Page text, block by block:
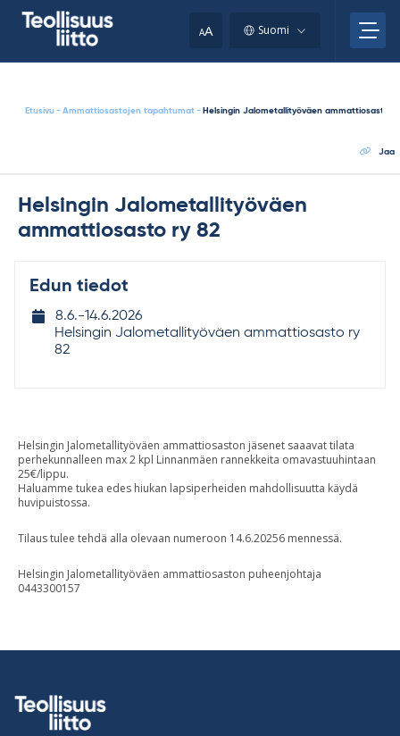
AA Suomi
Etusivu - Ammattiosastojen tapahtumat - Helsingin Jalometallityöväen ammattiosasto
Jaa
Helsingin Jalometallityöväen
ammattiosasto ry 82
Edun tiedot
Tapahtuman
ajankohta
8.6.-​14.6.2026
Helsingin Jalometallityöväen ammattiosasto ry
82
Helsingin Jalometallityöväen ammattiosaston jäsenet saaavat tilata
perhekunnalleen max 2 kpl Linnanmäen rannekkeita omavastuuhintaan
25€/lippu.
Haluamme tukea edes hiukan lapsiperheiden mahdollisuutta käydä
huvipuistossa.
Tilaus tulee tehdä alla olevaan numeroon 14.6.20256 mennessä.
Helsingin Jalometallityöväen ammattiosaston puheenjohtaja
0443300157
clipboard.)